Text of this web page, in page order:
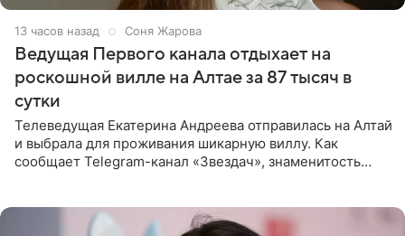
13 часов назад Соня Жарова
Ведущая Первого канала отдыхает на
роскошной вилле на Алтае за 87 тысяч в
сутки
Телеведущая Екатерина Андреева отправилась на Алтай
и выбрала для проживания шикарную виллу. Как
сообщает Telegram-канал «Звездач», знаменитость